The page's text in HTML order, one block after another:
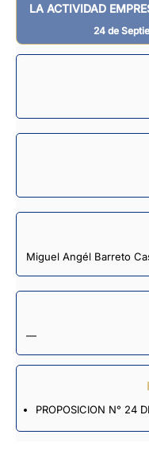
LA ACTIVIDAD
Y SERVICIOS ASÍ
24 de
Miguel Angél Barreto
—
PROPOSICION N° 24